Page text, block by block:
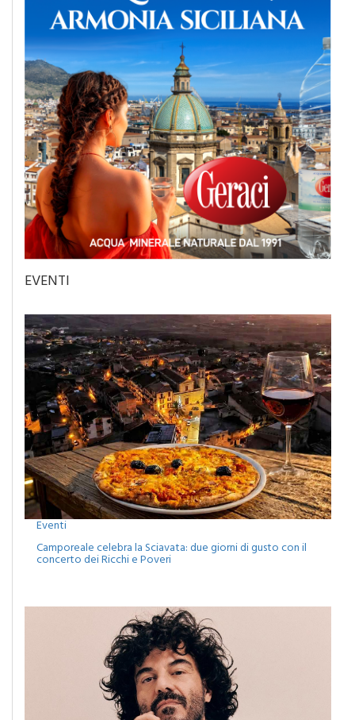
Eventi
Camporeale celebra la Sciavata: due giorni di gusto con il